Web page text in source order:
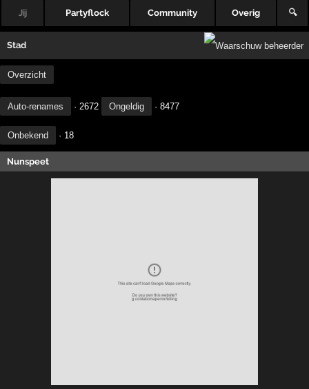
Jij Partyflock Community Overig 🔍
Stad
Overzicht
Auto-renames · 2672 Ongeldig · 8477
Onbekend · 18
Nunspeet